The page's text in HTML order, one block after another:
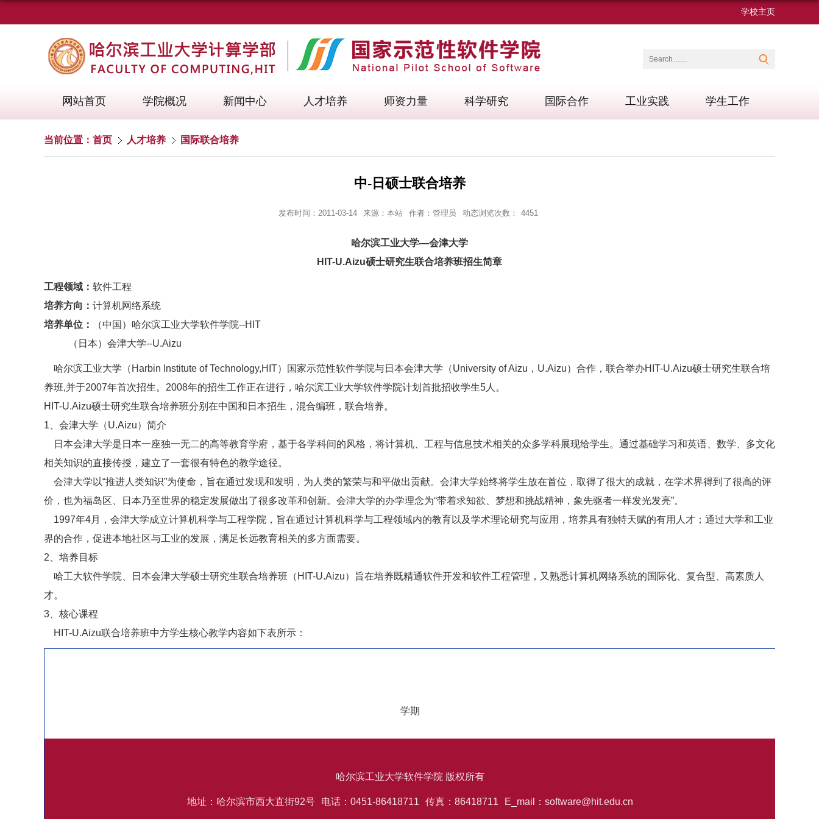
学校主页
网站首页 学院概况 新闻中心 人才培养 师资力量 科学研究 国际合作 工业实践 学生工作
当前位置： 首页 人才培养 国际联合培养
中-日硕士联合培养
发布时间：2011-03-14 来源：本站 作者：管理员 动态浏览次数： 4451
哈尔滨工业大学—会津大学
HIT-U.Aizu硕士研究生联合培养班招生简章
工程领域： 软件工程
培养方向： 计算机网络系统
培养单位：
（中国）哈尔滨工业大学软件学院--HIT
（日本）会津大学--U.Aizu
哈尔滨工业大学（Harbin Institute of Technology,HIT）国家示范性软件学院与日本会津大学（University of Aizu，U.Aizu）合作，联合举办HIT-U.Aizu硕士研究生联合培
养班,并于2007年首次招生。2008年的招生工作正在进行，哈尔滨工业大学软件学院计划首批招收学生5人。
HIT-U.Aizu硕士研究生联合培养班分别在中国和日本招生，混合编班，联合培养。
1、会津大学（U.Aizu）简介
日本会津大学是日本一座独一无二的高等教育学府，基于各学科间的风格，将计算机、工程与信息技术相关的众多学科展现给学生。通过基础学习和英语、数学、多文化
相关知识的直接传授，建立了一套很有特色的教学途径。
会津大学以“推进人类知识”为使命，旨在通过发现和发明，为人类的繁荣与和平做出贡献。会津大学始终将学生放在首位，取得了很大的成就，在学术界得到了很高的评
价，也为福岛区、日本乃至世界的稳定发展做出了很多改革和创新。会津大学的办学理念为“带着求知欲、梦想和挑战精神，象先驱者一样发光发亮”。
1997年4月，会津大学成立计算机科学与工程学院，旨在通过计算机科学与工程领域内的教育以及学术理论研究与应用，培养具有独特天赋的有用人才；通过大学和工业
界的合作，促进本地社区与工业的发展，满足长远教育相关的多方面需要。
2、培养目标
哈工大软件学院、日本会津大学硕士研究生联合培养班（HIT-U.Aizu）旨在培养既精通软件开发和软件工程管理，又熟悉计算机网络系统的国际化、复合型、高素质人
才。
3、核心课程
HIT-U.Aizu联合培养班中方学生核心教学内容如下表所示：
学期
哈尔滨工业大学软件学院 版权所有
地址：哈尔滨市西大直街92号 电话：0451-86418711 传真：86418711 E_mail：software@hit.edu.cn